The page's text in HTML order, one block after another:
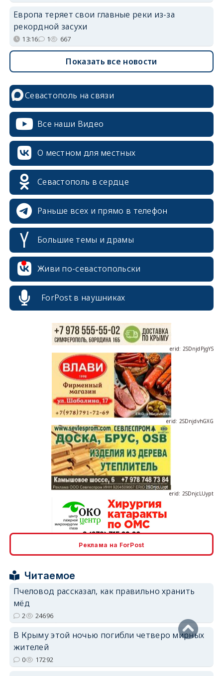
Европа теряет свои главные реки из-за
рекордной засухи
13:16 1 667
Показать все новости
Севастополь на связи
Все наши Видео
О местном для местных
Севастополь в сердце
Раньше всех и прямо в телефон
Большие темы и драмы
Живи по-севастопольски
ForPost в наушниках
erid: 2SDnjcrDNw6
erid: 2SDnjdPjgYS
erid: 2SDnjdvhGXG
Реклама на ForPost
Читаемое
Пчеловод рассказал, как правильно хранить
мёд
2 24696
В Крыму этой ночью погибли четверо мирных
жителей
0 17292